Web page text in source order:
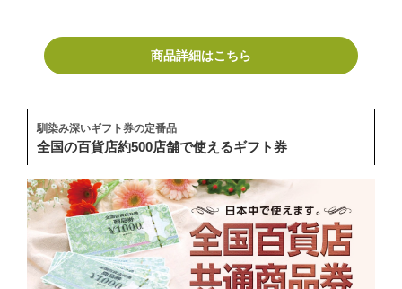
商品詳細はこちら
馴染み深いギフト券の定番品
全国の百貨店約500店舗で使えるギフト券